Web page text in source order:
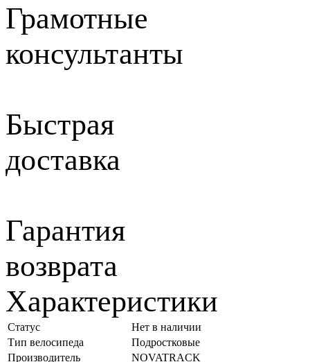
Грамотные
консультанты
Быстрая
доставка
Гарантия
возврата
Характеристики
Статус
Нет в наличии
Тип велосипеда
Подростковые
Производитель
NOVATRACK